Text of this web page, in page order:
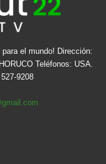
el mundo! Dirección:
Teléfonos: USA.
9208